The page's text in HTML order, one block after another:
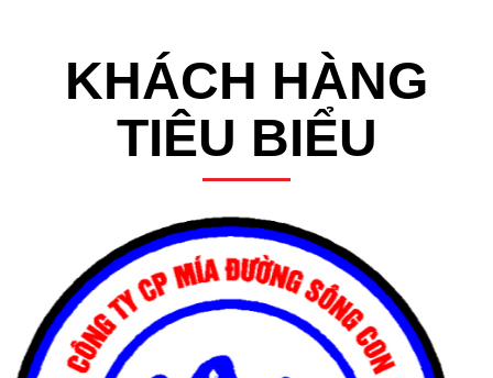
KHÁCH HÀNG
TIÊU BIỂU